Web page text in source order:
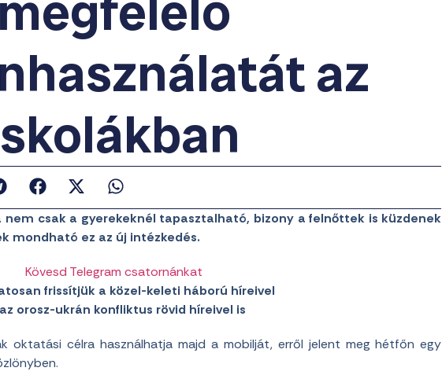
az
csak a gyerekeknél tapasztalható, bizony a felnőttek is küzdenek
mondható ez az új intézkedés.
Kövesd Telegram csatornánkat
frissítjük a közel-keleti háború híreivel
orosz-ukrán konfliktus rövid híreivel is
oktatási célra használhatja majd a mobilját, erről jelent meg hétfőn egy